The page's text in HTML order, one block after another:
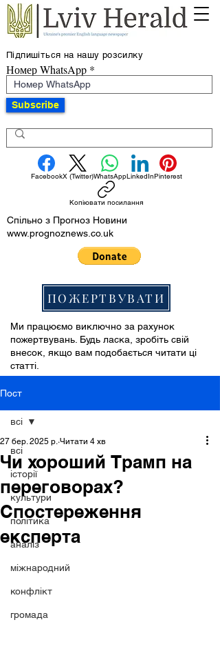
Підпишіться на нашу розсилку
Номер WhatsApp
Subscribe
FacebookX (Twitter)WhatsAppLinkedInPinterest
Копіювати посилання
Спільно з Прогноз Новини
www.prognoznews.co.uk
ПОЖЕРТВУВАТИ
Ми працюємо виключно за рахунок
пожертвувань. Будь ласка, зробіть свій
внесок, якщо вам подобається читати ці
статті.
Пост
всі
історії
культури
політика
аналіз
міжнародний
конфлікт
громада
всі
Чи хороший Трамп на
переговорах?
Спостереження
експерта
27 бер. 2025 р. Читати 4 хв